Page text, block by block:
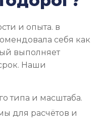
и опыта. в
себя как
выполняет
Наши
типа и масштаба.
для расчётов и